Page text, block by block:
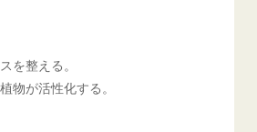
を整える。
物が活性化する。